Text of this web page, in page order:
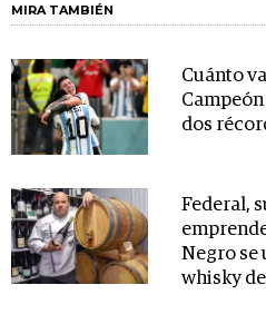
MIRA TAMBIÉN
Cuánto
dos
Federal,
Negro se
whisky